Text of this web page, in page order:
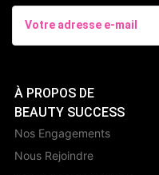
À PROPOS DE
BEAUTY SUCCESS
Nos Engagements
Nous Rejoindre